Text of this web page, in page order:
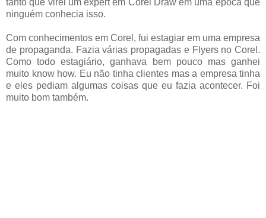
ninguém conhecia isso.
Com conhecimentos em Corel, fui estagiar em uma empresa
de propaganda. Fazia várias propagadas e Flyers no Corel.
Como todo estagiário, ganhava bem pouco mas ganhei
muito know how. Eu não tinha clientes mas a empresa tinha
e eles pediam algumas coisas que eu fazia acontecer. Foi
muito bom também.